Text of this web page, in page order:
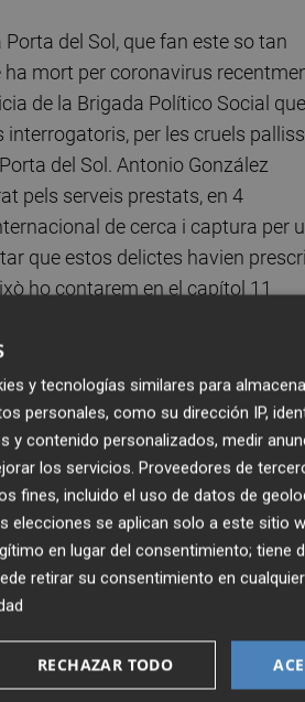
Porta del Sol, que fan este so tan
mort per coronavirus
de la Brigada Político Social que
per les cruels
del Sol. Antonio González
pels serveis prestats, en 4
de cerca i captura per
que estos delictes havien
ho contarem en el capítol 11
La pandèmia i els seus efectes,
sonora a la memòria, en Al
caure en la matinada del 27 de
del Vaticà, per salvar-los la vida.
com un al·legat contra la
y tecnologías similares para
personales, como su dirección IP,
y contenido personalizados, medir
los servicios. Proveedores de
fines, incluido el uso de datos de
elecciones se aplican solo a este sitio
en lugar del consentimiento; tiene
retirar su consentimiento en
RECHAZAR TODO